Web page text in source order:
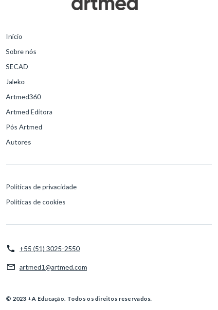
Início
Sobre nós
SECAD
Jaleko
Artmed360
Artmed Editora
Pós Artmed
Autores
Políticas de privacidade
Políticas de cookies
+55 (51) 3025-2550
artmed1@artmed.com
© 2023 +A Educação. Todos os direitos reservados.